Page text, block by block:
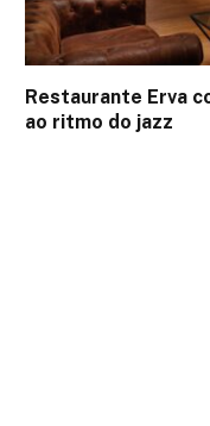
Restaurante Erva
ao ritmo do jazz